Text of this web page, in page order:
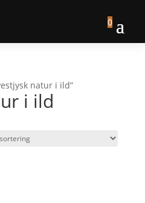
0
natur i ild”
i ild